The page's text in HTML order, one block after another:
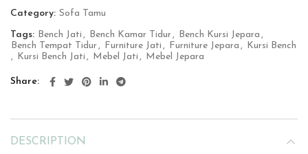
Category: Sofa Tamu
Tags: Bench Jati , Bench Kamar Tidur , Bench Kursi Jepara ,
Bench Tempat Tidur , Furniture Jati , Furniture Jepara ,
Kursi Bench
,
Kursi Bench Jati , Mebel Jati , Mebel Jepara
Share
DESCRIPTION